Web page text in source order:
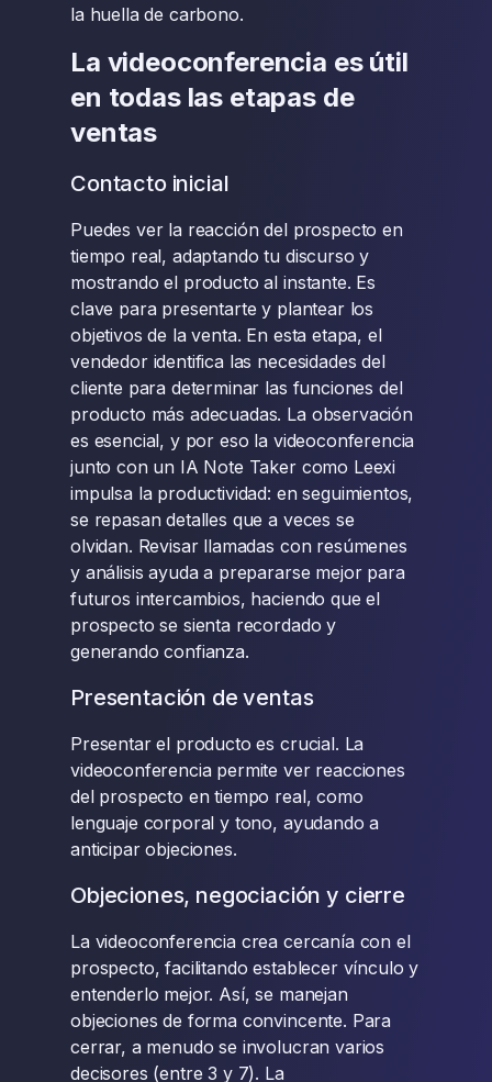
la huella de carbono.
La videoconferencia es útil
en todas las etapas de
ventas
Contacto inicial
Puedes ver la reacción del prospecto en
tiempo real, adaptando tu discurso y
mostrando el producto al instante. Es
clave para presentarte y plantear los
objetivos de la venta. En esta etapa, el
vendedor identifica las necesidades del
cliente para determinar las funciones del
producto más adecuadas. La observación
es esencial, y por eso la videoconferencia
junto con un IA Note Taker como Leexi
impulsa la productividad: en seguimientos,
se repasan detalles que a veces se
olvidan. Revisar llamadas con resúmenes
y análisis ayuda a prepararse mejor para
futuros intercambios, haciendo que el
prospecto se sienta recordado y
generando confianza.
Presentación de ventas
Presentar el producto es crucial. La
videoconferencia permite ver reacciones
del prospecto en tiempo real, como
lenguaje corporal y tono, ayudando a
anticipar objeciones.
Objeciones, negociación y cierre
La videoconferencia crea cercanía con el
prospecto, facilitando establecer vínculo y
entenderlo mejor. Así, se manejan
objeciones de forma convincente. Para
cerrar, a menudo se involucran varios
decisores (entre 3 y 7). La